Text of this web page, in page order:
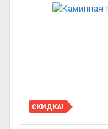
СКИДКА!